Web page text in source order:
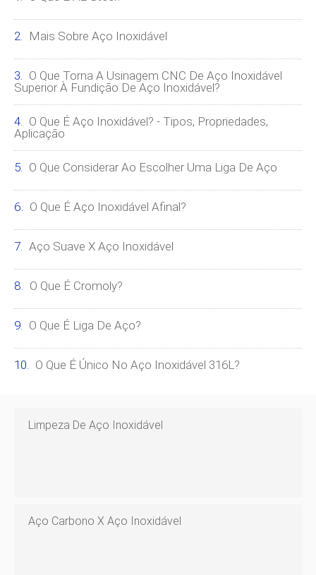
Mais Sobre Aço Inoxidável
O Que Torna A Usinagem CNC De Aço Inoxidável
Superior À Fundição De Aço Inoxidável?
O Que É Aço Inoxidável? - Tipos, Propriedades,
Aplicação
O Que Considerar Ao Escolher Uma Liga De Aço
O Que É Aço Inoxidável Afinal?
Aço Suave X Aço Inoxidável
O Que É Cromoly?
O Que É Liga De Aço?
O Que É Único No Aço Inoxidável 316L?
Limpeza De Aço Inoxidável
Aço Carbono X Aço Inoxidável